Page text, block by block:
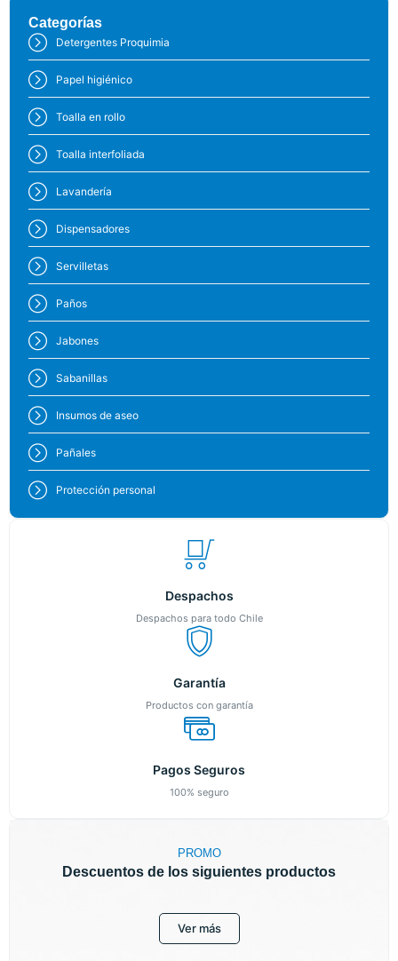
Categorías
Detergentes Proquimia
Papel higiénico
Toalla en rollo
Toalla interfoliada
Lavandería
Dispensadores
Servilletas
Paños
Jabones
Sabanillas
Insumos de aseo
Pañales
Protección personal
Despachos
Despachos para todo Chile
Garantía
Productos con garantía
Pagos Seguros
100% seguro
PROMO
Descuentos de los siguientes productos
Ver más